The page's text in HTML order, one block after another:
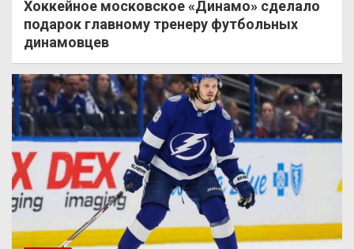
Хоккейное московское «Динамо» сделало
подарок главному тренеру футбольных
динамовцев